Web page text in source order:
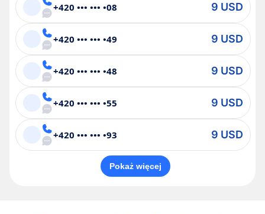
+420 ••• ••• •08 9 USD
+420 ••• ••• •49 9 USD
+420 ••• ••• •48 9 USD
+420 ••• ••• •55 9 USD
+420 ••• ••• •93 9 USD
Pokaż więcej